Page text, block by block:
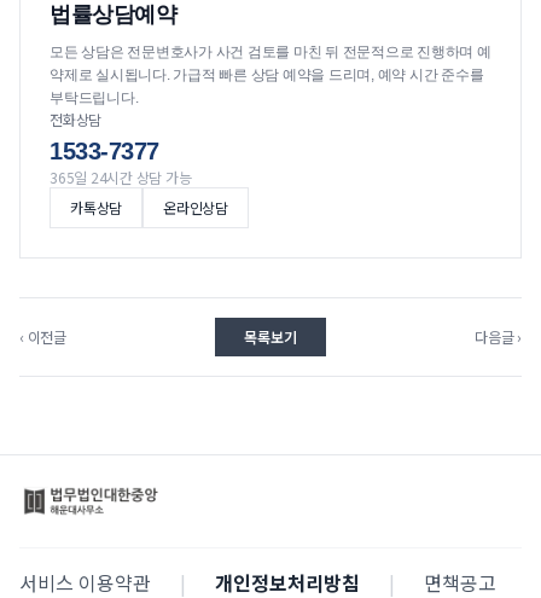
법률상담예약
모든 상담은 전문변호사가 사건 검토를 마친 뒤 전문적으로 진행하며 예
약제로 실시됩니다. 가급적 빠른 상담 예약을 드리며, 예약 시간 준수를
부탁드립니다.
전화상담
1533-7377
365일 24시간 상담 가능
카톡상담
온라인상담
‹ 이전글 목록보기 다음글 ›
서비스 이용약관 | 개인정보처리방침 |
면책공고